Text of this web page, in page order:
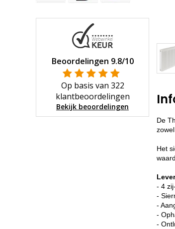
Beoordelingen 9.8/10
Op basis van 322
klantbeoordelingen
Bekijk beoordelingen
De
Het
- 4
-
-
-
-